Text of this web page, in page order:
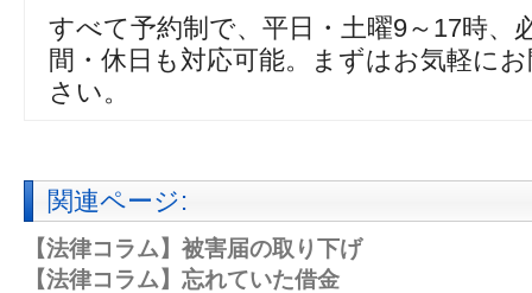
すべて予約制で、平日・土曜9～17時、
間・休日も対応可能。まずはお気軽に
さい。
関連ページ:
【法律コラム】被害届の取り下げ
【法律コラム】忘れていた借金